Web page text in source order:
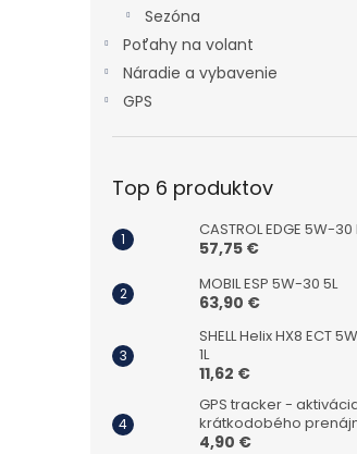
Sezóna
Poťahy na volant
Náradie a vybavenie
GPS
Top 6 produktov
CASTROL EDGE 5W-30
57,75 €
MOBIL ESP 5W-30 5L
63,90 €
SHELL Helix HX8 ECT
1L
11,62 €
GPS tracker -
krátkodobého
4,90 €